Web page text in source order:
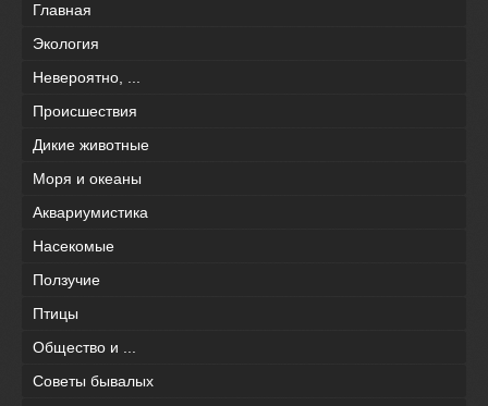
Главная
Экология
Невероятно, ...
Происшествия
Дикие животные
Моря и океаны
Аквариумистика
Насекомые
Ползучие
Птицы
Общество и ...
Советы бывалых